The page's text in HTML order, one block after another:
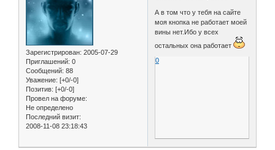
Зарегистрирован: 2005-07-29
Приглашений: 0
Сообщений: 88
Уважение: [+0/-0]
Позитив: [+0/-0]
Провел на форуме:
Не определено
Последний визит:
2008-11-08 23:18:43
А в том что у тебя на сайте
моя кнопка не работает моей
вины нет.Ибо у всех
остальных она работает
0